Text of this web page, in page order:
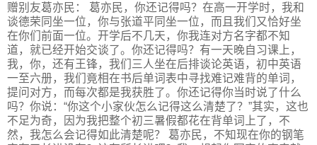
赠别友葛亦民： 葛亦民，你还记得吗？在高一开学时，我和
谈德荣同坐一位，你与张道平同坐一位，而且我们又恰好坐
在你们前面一位。开学后不几天，你我连对方名字都不知
道，就已经开始交谈了。你还记得吗？有一天晚自习课上，
我，你，还有王锋，我们三人坐在后排谈论英语，初中英语
一至六册，我们竟相在书后单词表中寻找难记难背的单词，
提问对方，而每次都是我获胜了。你还记得你当时说了什么
吗？你说：“你这个小家伙怎么记得这么清楚了？”其实，这也
不足为奇，因为我把整个初三暑假都花在背单词上了，不
然，我怎么会记得如此清楚呢？ 葛亦民，不知现在你的钢笔